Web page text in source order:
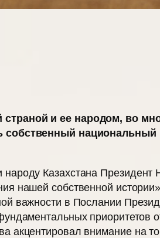
и ее народом, во
собственный
Казахстана
нашей собственной
важности в Послании
акцентировал внимание на